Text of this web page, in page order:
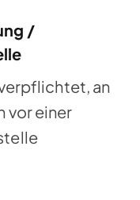
/
an
vor einer